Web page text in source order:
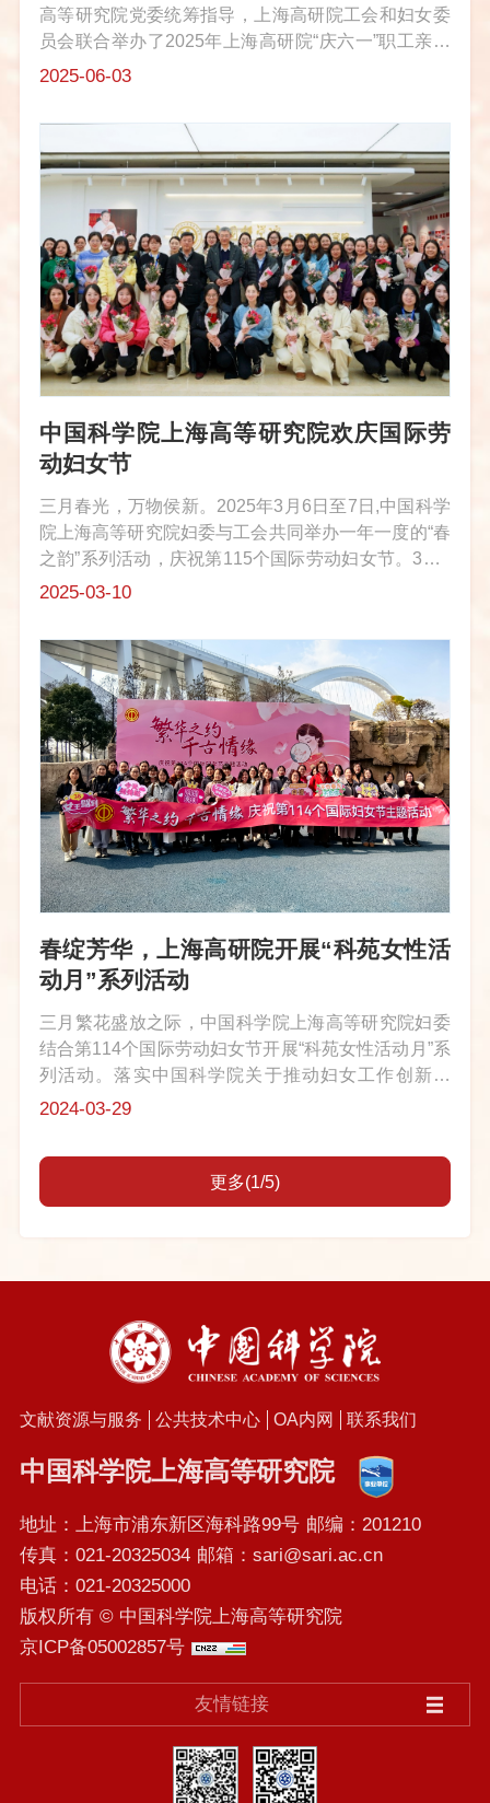
高等研究院党委统筹指导，上海高研院工会和妇女委
员会联合举办了2025年上海高研院“庆六一”职工亲子
系列活动, 先后前往亲子农场和上海迪士尼乐园开展特
计吸引了113余组职工家庭，近...
2025-06-03
中国科学院上海高等研究院欢庆国际劳
动妇女节
三月春光，万物侯新。2025年3月6日至7日,中国科学
院上海高等研究院妇委与工会共同举办一年一度的“春
之韵”系列活动，庆祝第115个国际劳动妇女节。3月6
日上午，妇女工作干部们一起收看中国科学院“抢占科
国三八红旗手、全国巾帼文...
2025-03-10
春绽芳华，上海高研院开展“科苑女性活
动月”系列活动
三月繁花盛放之际，中国科学院上海高等研究院妇委
结合第114个国际劳动妇女节开展“科苑女性活动月”系
列活动。落实中国科学院关于推动妇女工作创新发
展，团结引领广大女职工在高水平科技自立自强、建
中国成立75周年和中国科学院建...
2024-03-29
更多(1/5)
文献资源与服务 公共技术中心 OA内网 联系我们
中国科学院上海高等研究院
地址：上海市浦东新区海科路99号 邮编：201210
传真：021-20325034 邮箱：sari@sari.ac.cn
电话：021-20325000
版权所有 © 中国科学院上海高等研究院
京ICP备05002857号
友情链接